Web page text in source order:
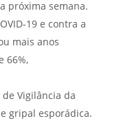
próxima semana.
19 e contra a
mais anos
66%,
Vigilância da
gripal esporádica.